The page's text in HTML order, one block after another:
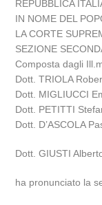
REPUBBLICA
IN NOME DEL
LA CORTE
SEZIONE
Composta dagli
Dott. TRIOLA
Dott. MIGLIUCCI
Dott. PETITTI
Dott. D’ASCOLA
Dott. GIUSTI
ha pronunciato la